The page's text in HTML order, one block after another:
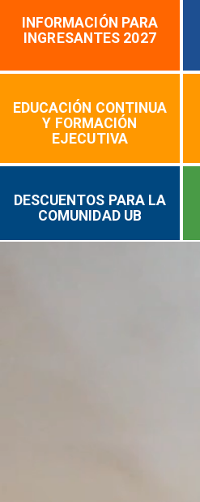
INFORMACIÓN PARA
INGRESANTES 2027
EDUCACIÓN CONTINUA
Y FORMACIÓN
EJECUTIVA
DESCUENTOS PARA LA
COMUNIDAD UB